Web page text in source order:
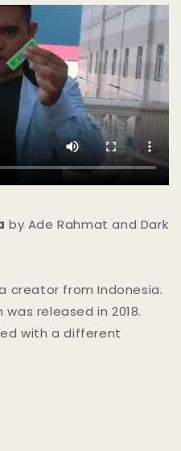
by Ade Rahmat and Dark
creator from Indonesia.
released in 2018.
with a different